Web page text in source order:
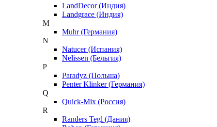
LandDecor (Индия)
Landgrace (Индия)
M
Muhr (Германия)
N
Natucer (Испания)
Nelissen (Бельгия)
P
Paradyz (Польша)
Penter Klinker (Германия)
Q
Quick-Mix (Россия)
R
Randers Tegl (Дания)